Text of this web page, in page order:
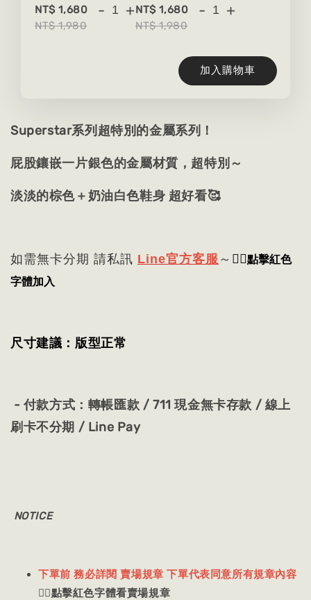
NT$ 1,680
NT$ 1,980
- +NT$ 1,680
NT$ 1,980
- +
加入購物車
Superstar系列超特別的金屬系列！
屁股鑲嵌一片銀色的金屬材質，超特別～
淡淡的棕色＋奶油白色鞋身 超好看🥰
如需無卡分期 請私訊 Line官方客服 ～ 👈🏻點擊紅色
字體加入
尺寸建議：版型正常
- 付款方式：轉帳匯款 / 711 現金無卡存款 / 線上
刷卡不分期 / Line Pay
NOTICE
下單前 務必詳閱 賣場規章 下單代表同意所有規章內容
👈🏻點擊紅色字體看賣場規章